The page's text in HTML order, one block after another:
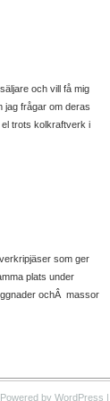
och vill få mig
jag frågar om deras
trots kolkraftverk i
som ger
plats under
ochÂ massor
by WordPress |